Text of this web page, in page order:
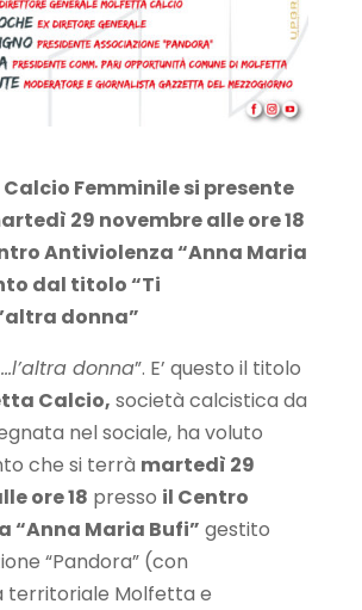
Femminile si presente
29 novembre alle ore 18
Antiviolenza “Anna Maria
dal titolo “Ti
donna”
donna”. E’ questo il titolo
Calcio, società calcistica da
nel sociale, ha voluto
che si terrà martedì 29
ore 18 presso il Centro
“Anna Maria Bufi” gestito
“Pandora” (con
territoriale Molfetta e